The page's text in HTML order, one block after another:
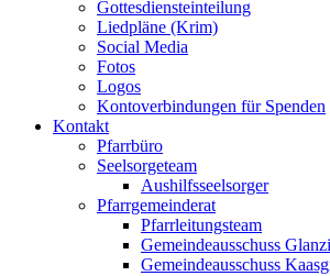
Gottesdiensteinteilung
Liedpläne (Krim)
Social Media
Fotos
Logos
Kontoverbindungen für Spenden
Kontakt
Pfarrbüro
Seelsorgeteam
Aushilfsseelsorger
Pfarrgemeinderat
Pfarrleitungsteam
Gemeindeausschuss
Gemeindeausschuss